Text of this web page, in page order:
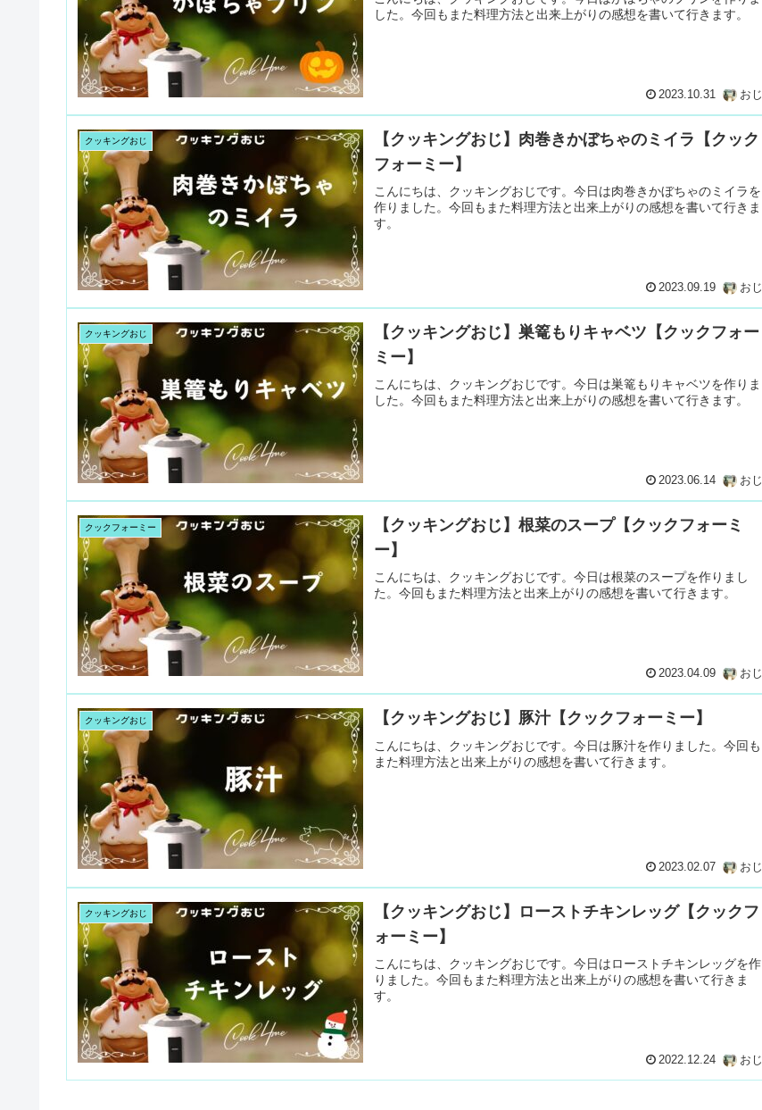
した。今回もまた料理方法と出来上がりの感想を書いて行きます。
2023.10.31 おじ
クッキングおじ
【クッキングおじ】肉巻きかぼちゃのミイラ【クック
フォーミー】
こんにちは、クッキングおじです。今日は肉巻きかぼちゃのミイラを
作りました。今回もまた料理方法と出来上がりの感想を書いて行きま
す。
2023.09.19 おじ
クッキングおじ
【クッキングおじ】巣篭もりキャベツ【クックフォー
ミー】
こんにちは、クッキングおじです。今日は巣篭もりキャベツを作りま
した。今回もまた料理方法と出来上がりの感想を書いて行きます。
2023.06.14 おじ
クックフォーミー
【クッキングおじ】根菜のスープ【クックフォーミ
ー】
こんにちは、クッキングおじです。今日は根菜のスープを作りまし
た。今回もまた料理方法と出来上がりの感想を書いて行きます。
2023.04.09 おじ
クッキングおじ 【クッキングおじ】豚汁【クックフォーミー】
こんにちは、クッキングおじです。今日は豚汁を作りました。今回も
また料理方法と出来上がりの感想を書いて行きます。
2023.02.07 おじ
クッキングおじ
【クッキングおじ】ローストチキンレッグ【クックフ
ォーミー】
こんにちは、クッキングおじです。今日はローストチキンレッグを作
りました。今回もまた料理方法と出来上がりの感想を書いて行きま
す。
2022.12.24 おじ